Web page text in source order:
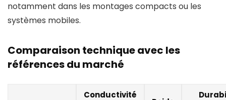
notamment dans les montages compacts ou les
systèmes mobiles.
Comparaison technique avec les
références du marché
Conductivité